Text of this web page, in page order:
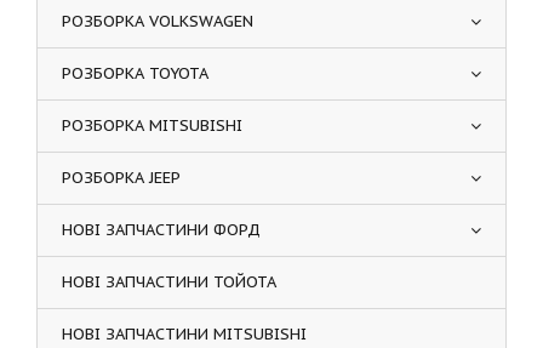
РОЗБОРКА VOLKSWAGEN
РОЗБОРКА TOYOTA
РОЗБОРКА MITSUBISHI
РОЗБОРКА JEEP
НОВІ ЗАПЧАСТИНИ ФОРД
НОВІ ЗАПЧАСТИНИ ТОЙОТА
НОВІ ЗАПЧАСТИНИ MITSUBISHI